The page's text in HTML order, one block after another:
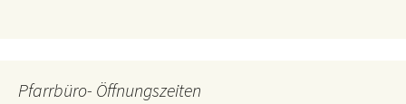
Pfarrbüro- Öffnungszeiten